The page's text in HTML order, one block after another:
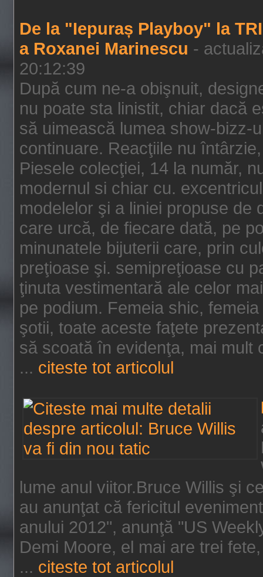
De la "Iepuraș Playboy" la
a Roxanei Marinescu -
20:12:39
După cum ne-a obişnuit,
nu poate sta linistit, chiar dacă
să uimească lumea show-bizz-
continuare. Reacţiile nu
Piesele colecţiei, 14 la număr,
modernul si chiar cu.
modelelor şi a liniei propuse de
care urcă, de fiecare dată, pe
minunatele bijuterii care, prin
preţioase şi. semipreţioase cu
ţinuta vestimentară ale celor
pe podium. Femeia shic,
şotii, toate aceste faţete
să scoată în evidenţa, mai mult
... citeste tot articolul
lume anul viitor.Bruce Willis şi
au anunţat că fericitul
anului 2012", anunţă "US
Demi Moore, el mai are trei
... citeste tot articolul